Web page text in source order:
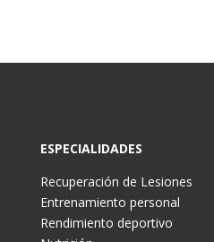
ESPECIALIDADES
Recuperación de Lesiones
Entrenamiento personal
Rendimiento deportivo